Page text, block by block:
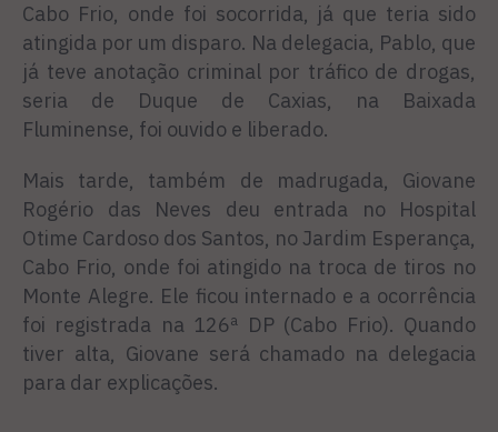
Cabo Frio, onde foi socorrida, já que teria sido
atingida por um disparo. Na delegacia, Pablo, que
já teve anotação criminal por tráfico de drogas,
seria de Duque de Caxias, na Baixada
Fluminense, foi ouvido e liberado.
Mais tarde, também de madrugada, Giovane
Rogério das Neves deu entrada no Hospital
Otime Cardoso dos Santos, no Jardim Esperança,
Cabo Frio, onde foi atingido na troca de tiros no
Monte Alegre. Ele ficou internado e a ocorrência
foi registrada na 126ª DP (Cabo Frio). Quando
tiver alta, Giovane será chamado na delegacia
para dar explicações.